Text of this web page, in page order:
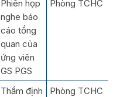
Phiên họp
nghe báo
cáo tổng
quan của
ứng viên
GS PGS
Phòng TCHC
Thẩm định
Phòng TCHC